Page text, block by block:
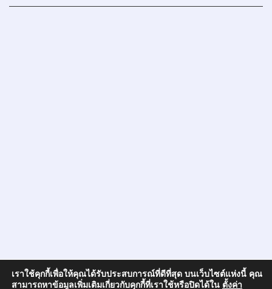
เราใช้คุกกี้เพื่อให้คุณได้รับประสบการณ์ที่ดีที่สุด บนเว็บไซต์แห่งนี้ คุณ
สามารถหาข้อมูลเพิ่มเติมเกี่ยวกับคุกกี้ที่เราใช้หรือปิดได้ใน ตั้งค่า